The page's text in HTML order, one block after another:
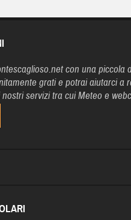
con una piccola
grati e potrai aiutarci a
servizi tra cui Meteo e